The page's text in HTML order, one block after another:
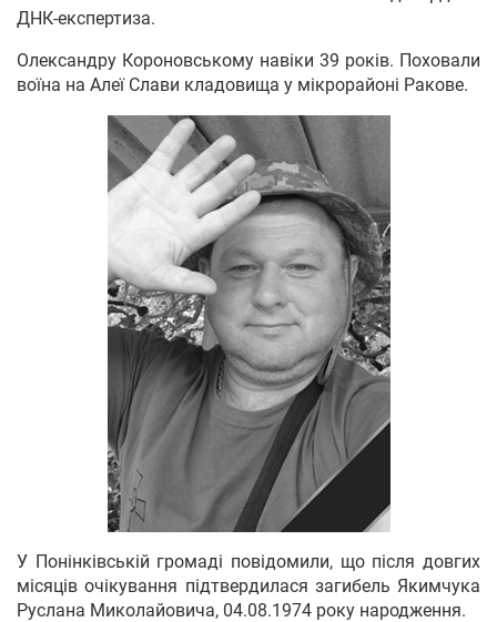
ДНК-експертиза.
Олександру Короновському навіки 39 років. Поховали
воїна на Алеї Слави кладовища у мікрорайоні Ракове.
У Понінківській громаді повідомили, що після довгих
місяців очікування підтвердилася загибель Якимчука
Руслана Миколайовича, 04.08.1974 року народження.